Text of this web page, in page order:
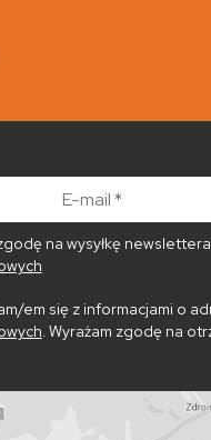
na wysyłkę
em się z informacjami o
. Wyrażam zgodę na